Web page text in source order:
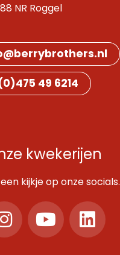
NR Roggel
49 6214
kwekerijen
kijkje op onze socials.